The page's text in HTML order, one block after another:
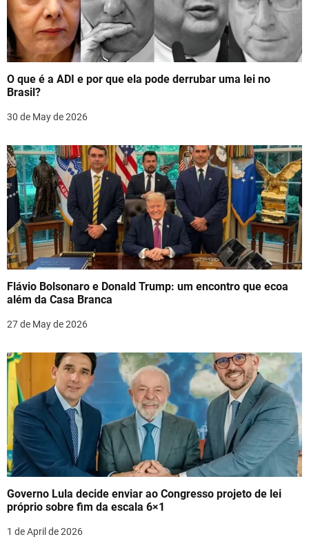
g
a
t
i
o
n
O que é a ADI e por que ela pode derrubar uma lei no
Brasil?
30 de May de 2026
Flávio Bolsonaro e Donald Trump: um encontro que ecoa
além da Casa Branca
27 de May de 2026
Governo Lula decide enviar ao Congresso projeto de lei
próprio sobre fim da escala 6×1
1 de April de 2026